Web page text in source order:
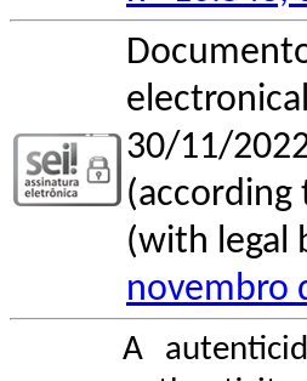
30/11/
(according
(with legal
novembro
A